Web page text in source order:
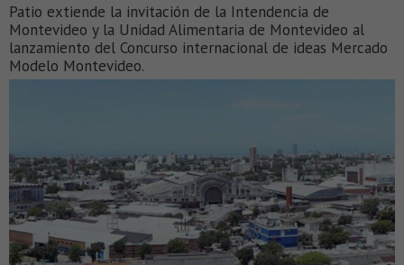
Patio extiende la invitación de la Intendencia de
Montevideo y la Unidad Alimentaria de Montevideo al
lanzamiento del Concurso internacional de ideas Mercado
Modelo Montevideo.